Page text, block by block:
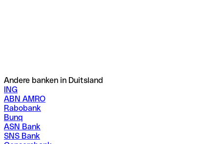
Andere banken in Duitsland
ING
ABN AMRO
Rabobank
Bunq
ASN Bank
SNS Bank